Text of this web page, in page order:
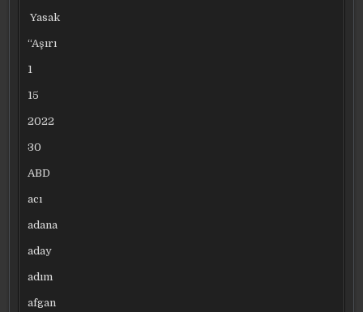
Yasak
“Aşırı
1
15
2022
30
ABD
acı
adana
aday
adım
afgan